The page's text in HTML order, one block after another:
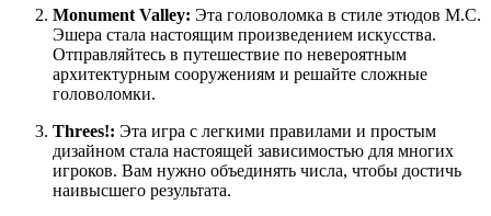
Monument Valley: Эта головоломка в стиле этюдов М.С.
Эшера стала настоящим произведением искусства.
Отправляйтесь в путешествие по невероятным
архитектурным сооружениям и решайте сложные
головоломки.
Threes!: Эта игра с легкими правилами и простым
дизайном стала настоящей зависимостью для многих
игроков. Вам нужно объединять числа, чтобы достичь
наивысшего результата.